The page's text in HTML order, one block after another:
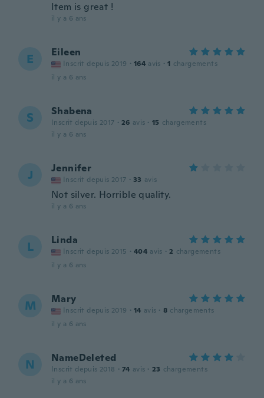
Item is great !
il y a 6 ans
E Eileen
Inscrit depuis 2019 · 164 avis · 1 chargements
il y a 6 ans
S Shabena
Inscrit depuis 2017 · 26 avis · 15 chargements
il y a 6 ans
J Jennifer
Inscrit depuis 2017 · 33 avis
Not silver. Horrible quality.
il y a 6 ans
L Linda
Inscrit depuis 2015 · 404 avis · 2 chargements
il y a 6 ans
M Mary
Inscrit depuis 2019 · 14 avis · 8 chargements
il y a 6 ans
N NameDeleted
Inscrit depuis 2018 · 74 avis · 23 chargements
il y a 6 ans